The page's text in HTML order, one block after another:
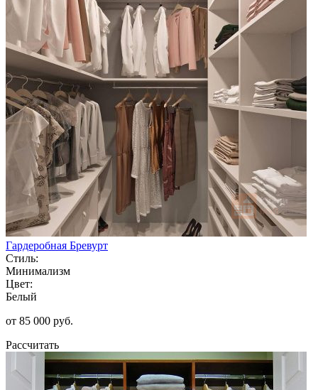
Гардеробная Бревурт
Стиль:
Минимализм
Цвет:
Белый
от 85 000 руб.
Рассчитать